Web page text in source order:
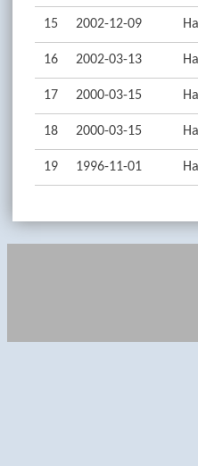
15 2002-12-09
16 2002-03-13
17 2000-03-15
18 2000-03-15
19 1996-11-01